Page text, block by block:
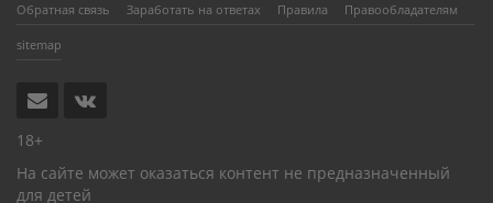
Обратная связь Заработать на ответах Правила Правообладателям
sitemap
18+
На сайте может оказаться контент не предназначенный
для детей